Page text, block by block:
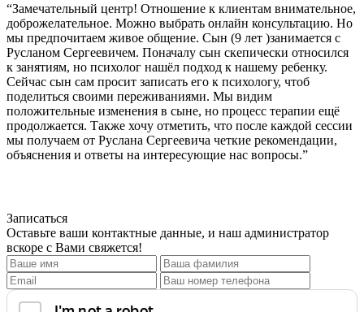
“Замечательный центр! Отношение к клиентам внимательное,
доброжелательное. Можно выбрать онлайн консультацию. Но
мы предпочитаем живое общение. Сын (9 лет )занимается с
Русланом Сергеевичем. Поначалу сын скепически относился
к занятиям, но психолог нашёл подход к нашему ребенку.
Сейчас сын сам просит записать его к психологу, чтоб
поделиться своими переживаниями. Мы видим
положительные изменения в сыне, но процесс терапии ещё
продолжается. Также хочу отметить, что после каждой сессии
мы получаем от Руслана Сергеевича четкие рекомендации,
объяснения и ответы на интересующие нас вопросы.”
Записаться
Оставьте ваши контактные данные, и наш администратор
вскоре с Вами свяжется!